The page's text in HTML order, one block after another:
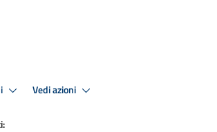
Vedi azioni